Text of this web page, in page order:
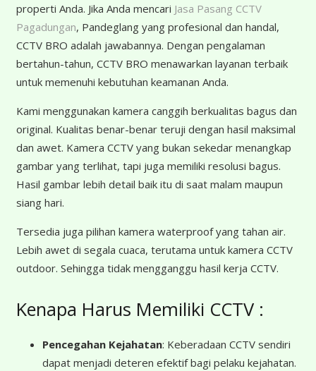
properti Anda. Jika Anda mencari Jasa Pasang CCTV
Pagadungan, Pandeglang yang profesional dan handal,
CCTV BRO adalah jawabannya. Dengan pengalaman
bertahun-tahun, CCTV BRO menawarkan layanan terbaik
untuk memenuhi kebutuhan keamanan Anda.
Kami menggunakan kamera canggih berkualitas bagus dan
original. Kualitas benar-benar teruji dengan hasil maksimal
dan awet. Kamera CCTV yang bukan sekedar menangkap
gambar yang terlihat, tapi juga memiliki resolusi bagus.
Hasil gambar lebih detail baik itu di saat malam maupun
siang hari.
Tersedia juga pilihan kamera waterproof yang tahan air.
Lebih awet di segala cuaca, terutama untuk kamera CCTV
outdoor. Sehingga tidak mengganggu hasil kerja CCTV.
Kenapa Harus Memiliki CCTV :
Pencegahan Kejahatan: Keberadaan CCTV sendiri
dapat menjadi deteren efektif bagi pelaku kejahatan.